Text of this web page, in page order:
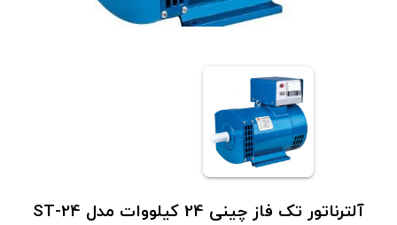
آلترناتور تک‌ فاز چینی 24 کیلووات مدل ST-24